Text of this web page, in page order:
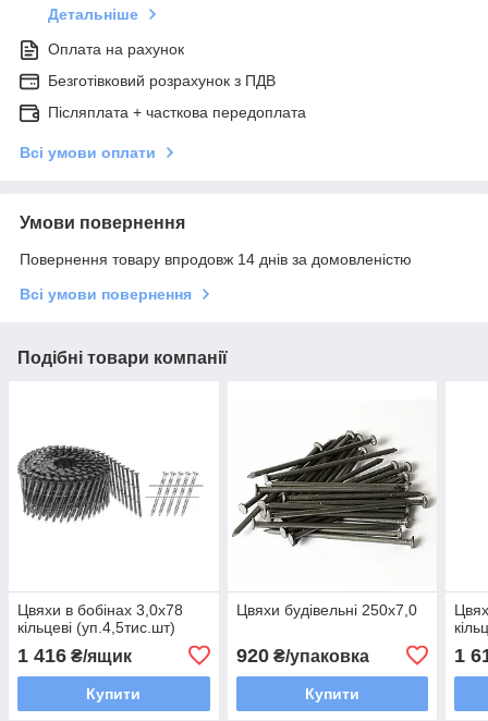
Детальніше
Оплата на рахунок
Безготівковий розрахунок з ПДВ
Післяплата + часткова передоплата
Всі умови оплати
Умови повернення
Повернення товару впродовж 14 днів за домовленістю
Всі умови повернення
Подібні товари компанії
Цвяхи в бобінах 3,0х78
кільцеві (уп.4,5тис.шт)
1 416 ₴/ящик
Купити
Цвяхи будівельні 250х7,0
920₴/упаковка
Купити
1